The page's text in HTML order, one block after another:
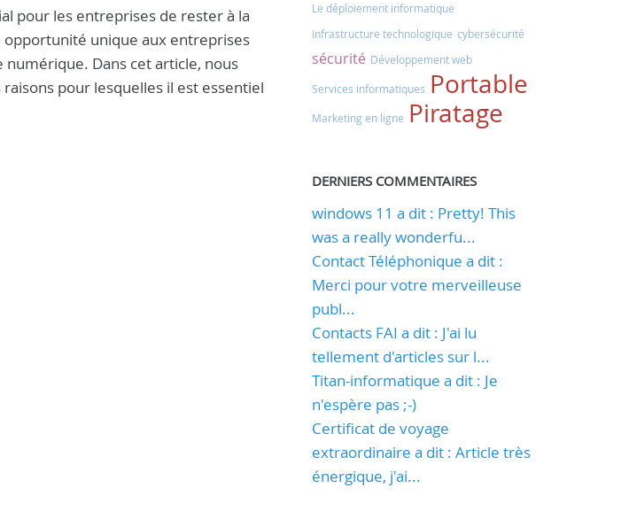
pour les entreprises de rester à la
unique aux entreprises
Dans cet article, nous
pour lesquelles il est essentiel
Le déploiement informatique
Infrastructure technologique cybersécurité
sécurité Développement web
Services informatiques Portable
Marketing en ligne Piratage
DERNIERS COMMENTAIRES
windows 11 a dit : Pretty! This
was a really wonderfu...
Contact Téléphonique a dit :
Merci pour votre merveilleuse
publ...
Contacts FAI a dit : J'ai lu
tellement d'articles sur l...
Titan-informatique a dit : Je
n'espère pas ;-)
Certificat de voyage
extraordinaire a dit : Article très
énergique, j'ai...